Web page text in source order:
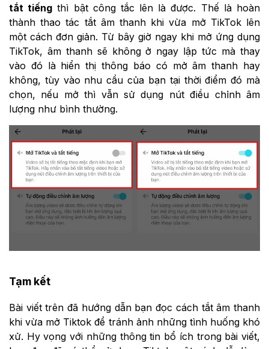
tắt tiếng thì bật công tắc lên là được. Thế là hoàn
thành thao tác tắt âm thanh khi vừa mở TikTok lên
một cách đơn giản. Từ bây giờ ngay khi mở ứng dụng
TikTok, âm thanh sẽ không ở ngay lập tức mà thay
vào đó là hiển thị thông báo có mở âm thanh hay
không, tùy vào nhu cầu của bạn tại thời điểm đó mà
chọn, nếu mở thì vẫn sử dụng nút điều chỉnh âm
lượng như bình thường.
Tạm kết
Bài viết trên đã hướng dẫn bạn đọc cách tắt âm thanh
khi vừa mở Tiktok để tránh ảnh những tình huống khó
xử. Hy vọng với những thông tin bổ ích trong bài viết,